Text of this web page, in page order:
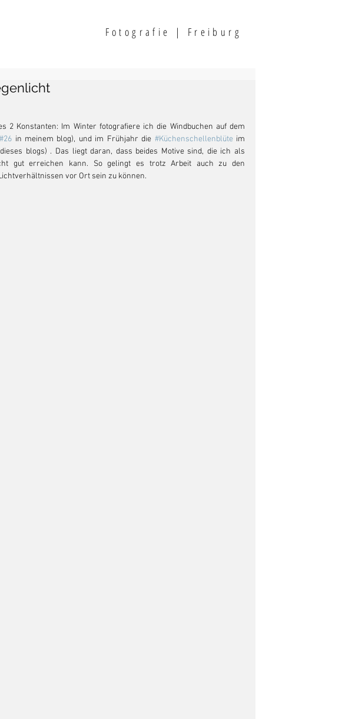
F otografie | Freiburg
#26 in meinem blog), und im Frühjahr die #Küchenschellenblüte
blogs) . Das liegt daran, dass beides Motive sind, die ich als
gut erreichen kann. So gelingt es trotz Arbeit auch zu den
vor Ort sein zu können.